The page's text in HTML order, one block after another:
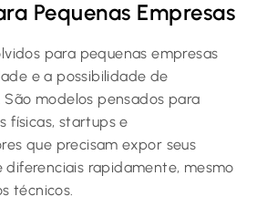
Pequenas Empresas
para pequenas empresas
e a possibilidade de
São modelos pensados para
físicas, startups e
que precisam expor seus
diferenciais rapidamente, mesmo
técnicos.